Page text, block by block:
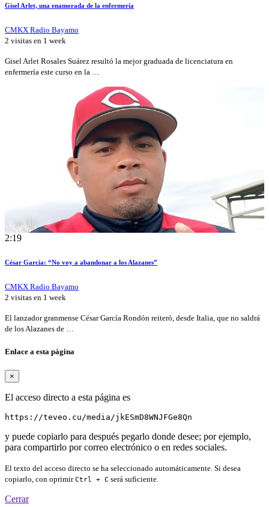
Gisel Arlet, una enamorada de la enfermería
CMKX Radio Bayamo
2 visitas en 1 week
Gisel Arlet Rosales Suárez resultó la mejor graduada de licenciatura en
enfermería este curso en la …
2:19
César García: “No voy a abandonar a los Alazanes”
CMKX Radio Bayamo
2 visitas en 1 week
El lanzador granmense César García Rondón reiteró, desde Italia, que no saldrá
de los Alazanes de …
Enlace a esta página
×
El acceso directo a esta página es
https://teveo.cu/media/jkESmD8WNJFGe8Qn
y puede copiarlo para después pegarlo donde desee; por ejemplo,
para compartirlo por correo electrónico o en redes sociales.
El texto del acceso directo se ha seleccionado automáticamente. Si desea
copiarlo, con oprimirCtrl + C será suficiente.
Cerrar